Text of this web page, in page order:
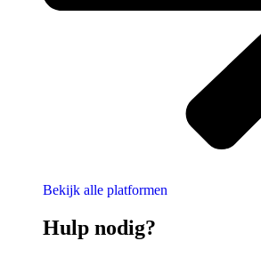
Bekijk alle platformen
Hulp nodig?